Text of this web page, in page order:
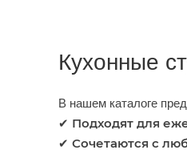
Кухонные
В нашем каталоге
✔ Подходят для
✔ Сочетаются с